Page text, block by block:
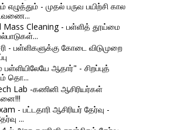
- முதல் பருவ பயிற்சி கால
Mass Cleaning - பள்ளித் தூய்மை
- பள்ளிகளுக்கு கோடை விடுமுறை
பள்ளியிலேயே ஆதார்" - சிறப்புத்
தொ...
Lab -கணினி ஆசிரியர்கள்
- பட்டதாரி ஆசிரியர்‌ தேர்வு -
...